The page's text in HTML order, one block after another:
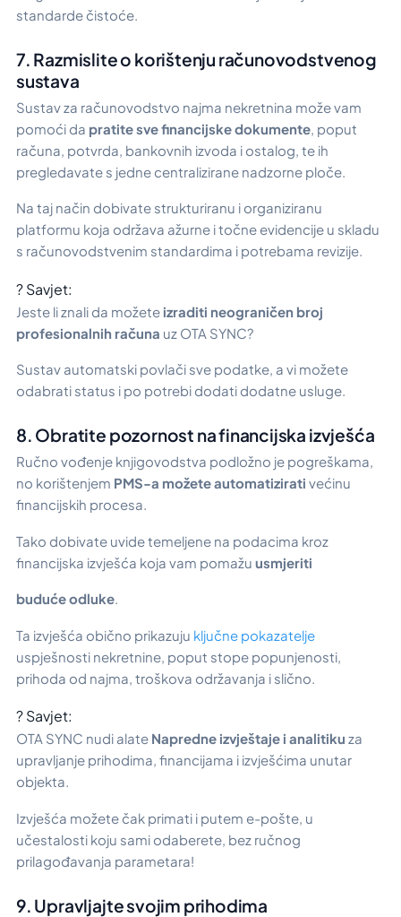
standarde čistoće.
7. Razmislite o korištenju računovodstvenog
sustava
Sustav za računovodstvo najma nekretnina može vam
pomoći da pratite sve financijske dokumente, poput
računa, potvrda, bankovnih izvoda i ostalog, te ih
pregledavate s jedne centralizirane nadzorne ploče.
Na taj način dobivate strukturiranu i organiziranu
platformu koja održava ažurne i točne evidencije u skladu
s računovodstvenim standardima i potrebama revizije.
? Savjet:
Jeste li znali da možete izraditi neograničen broj
profesionalnih računa uz OTA SYNC?
Sustav automatski povlači sve podatke, a vi možete
odabrati status i po potrebi dodati dodatne usluge.
8. Obratite pozornost na financijska izvješća
Ručno vođenje knjigovodstva podložno je pogreškama,
no korištenjem PMS-a možete automatizirati većinu
financijskih procesa.
Tako dobivate uvide temeljene na podacima kroz
financijska izvješća koja vam pomažu usmjeriti
buduće odluke.
Ta izvješća obično prikazuju ključne pokazatelje
uspješnosti nekretnine, poput stope popunjenosti,
prihoda od najma, troškova održavanja i slično.
? Savjet:
OTA SYNC nudi alate Napredne izvještaje i analitiku za
upravljanje prihodima, financijama i izvješćima unutar
objekta.
Izvješća možete čak primati i putem e-pošte, u
učestalosti koju sami odaberete, bez ručnog
prilagođavanja parametara!
9. Upravljajte svojim prihodima